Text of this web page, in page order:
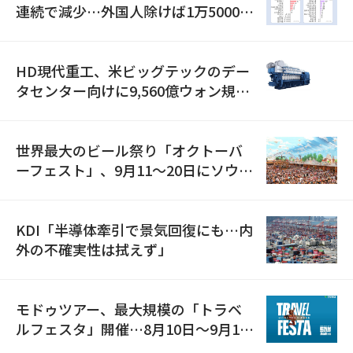
連続で減少…外国人除けば1万5000人
HD現代重工、米ビッグテックのデー
タセンター向けに9,560億ウォン規模
世界最大のビール祭り「オクトーバ
ーフェスト」、9月11〜20日にソウル
KDI「半導体牽引で景気回復にも…内
外の不確実性は拭えず」
モドゥツアー、最大規模の「トラベ
ルフェスタ」開催…8月10日～9月11